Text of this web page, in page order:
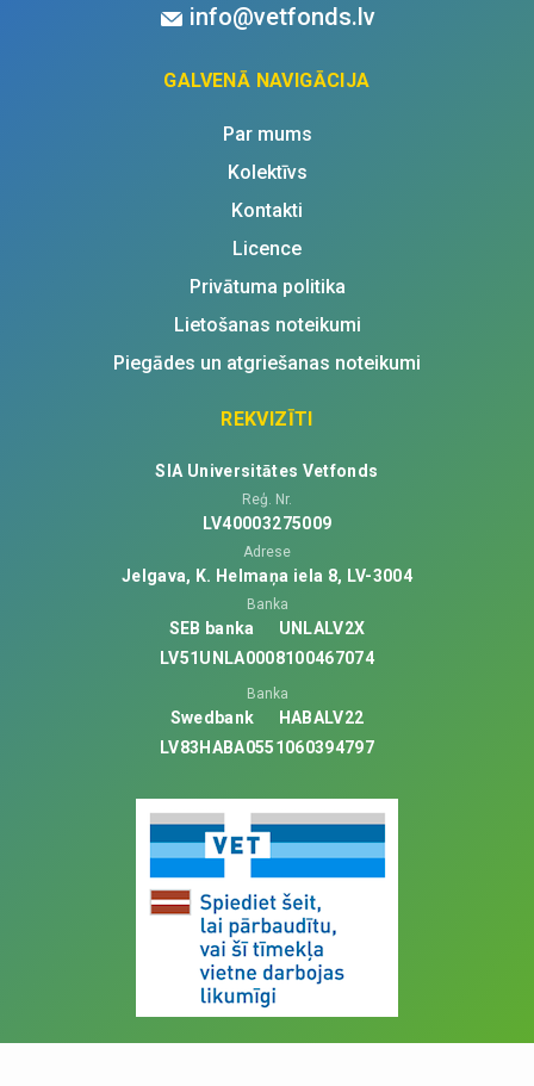
info@vetfonds.lv
GALVENĀ NAVIGĀCIJA
Par mums
Kolektīvs
Kontakti
Licence
Privātuma politika
Lietošanas noteikumi
Piegādes un atgriešanas noteikumi
REKVIZĪTI
SIA Universitātes Vetfonds
Reģ. Nr.
LV40003275009
Adrese
Jelgava, K. Helmaņa iela 8, LV-3004
Banka
SEB banka
UNLALV2X
LV51UNLA0008100467074
Banka
Swedbank
HABALV22
LV83HABA0551060394797